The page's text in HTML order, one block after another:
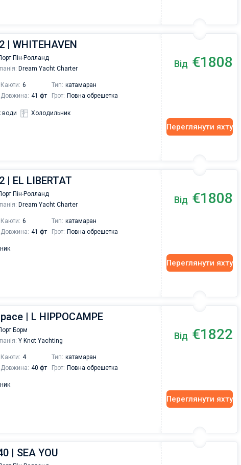
| WHITEHAVEN
Пін-Ролланд
Dream Yacht Charter
Каюти: 6 Тип: катамаран
Довжина: 41 фт Грот: Повна обрешетка
води Холодильник
Від €1808
Переглянути яхту
| EL LIBERTAT
Пін-Ролланд
Dream Yacht Charter
Каюти: 6 Тип: катамаран
Довжина: 41 фт Грот: Повна обрешетка
Від €1808
Переглянути яхту
| L HIPPOCAMPE
Борм
Y Knot Yachting
Каюти: 4 Тип: катамаран
Довжина: 40 фт Грот: Повна обрешетка
Від €1822
Переглянути яхту
| SEA YOU